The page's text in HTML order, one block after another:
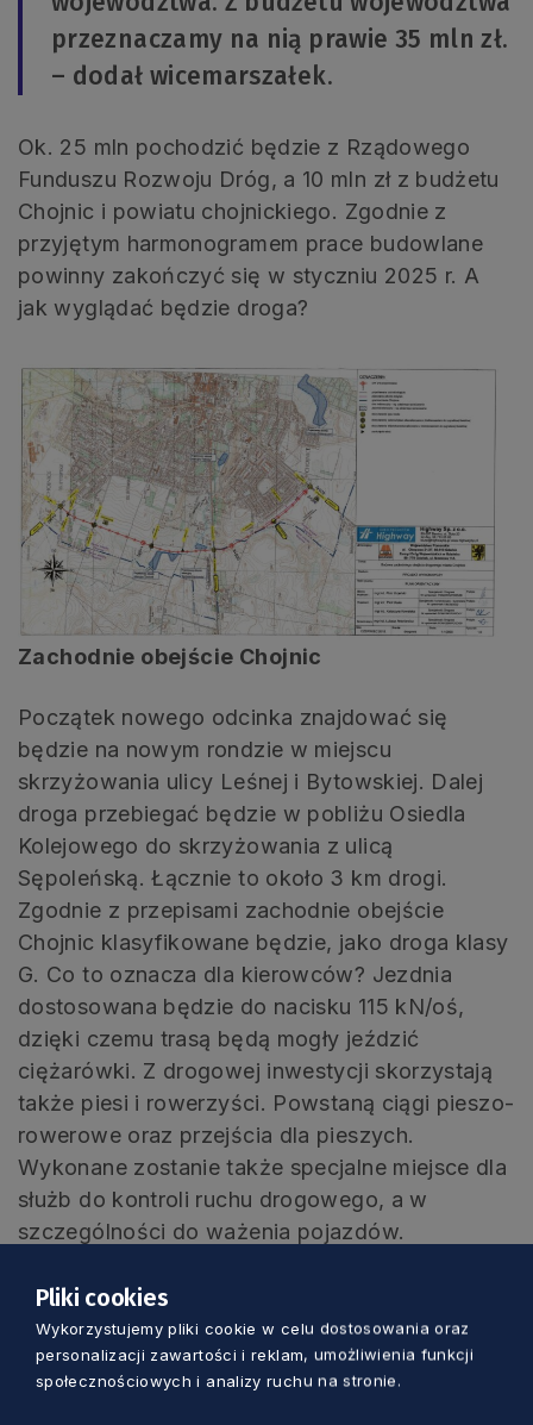
przeznaczamy na nią prawie 35 mln zł.
– dodał wicemarszałek.
Ok. 25 mln pochodzić będzie z Rządowego
Funduszu Rozwoju Dróg, a 10 mln zł z budżetu
Chojnic i powiatu chojnickiego. Zgodnie z
przyjętym harmonogramem prace budowlane
powinny zakończyć się w styczniu 2025 r. A
jak wyglądać będzie droga?
Zachodnie obejście Chojnic
Początek nowego odcinka znajdować się
będzie na nowym rondzie w miejscu
skrzyżowania ulicy Leśnej i Bytowskiej. Dalej
droga przebiegać będzie w pobliżu Osiedla
Kolejowego do skrzyżowania z ulicą
Sępoleńską. Łącznie to około 3 km drogi.
Zgodnie z przepisami zachodnie obejście
Chojnic klasyfikowane będzie, jako droga klasy
G. Co to oznacza dla kierowców? Jezdnia
dostosowana będzie do nacisku 115 kN/oś,
dzięki czemu trasą będą mogły jeździć
ciężarówki. Z drogowej inwestycji skorzystają
także piesi i rowerzyści. Powstaną ciągi pieszo-
rowerowe oraz przejścia dla pieszych.
Wykonane zostanie także specjalne miejsce dla
służb do kontroli ruchu drogowego, a w
szczególności do ważenia pojazdów.
Pliki cookies
Wykorzystujemy pliki cookie w celu dostosowania oraz
personalizacji zawartości i reklam, umożliwienia funkcji
społecznościowych i analizy ruchu na stronie.